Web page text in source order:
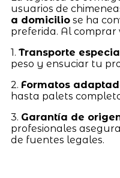
usuarios de
a domiciliose ha
preferida. Al comprar
1. Transporte
peso y ensuciar tu
2. Formatos
hasta palets
3. Garantía de
profesionales
de fuentes legales.